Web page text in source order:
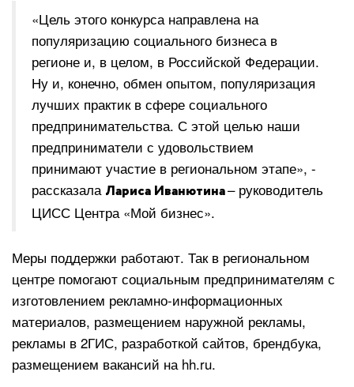
«Цель этого конкурса направлена на
популяризацию социального бизнеса в
регионе и, в целом, в Российской Федерации.
Ну и, конечно, обмен опытом, популяризация
лучших практик в сфере социального
предпринимательства. С этой целью наши
предприниматели с удовольствием
принимают участие в региональном этапе», -
рассказала Лариса Иванютина– руководитель
ЦИСС Центра «Мой бизнес».
Меры поддержки работают. Так в региональном
центре помогают социальным предпринимателям с
изготовлением рекламно-информационных
материалов, размещением наружной рекламы,
рекламы в 2ГИС, разработкой сайтов, брендбука,
размещением вакансий на hh.ru.